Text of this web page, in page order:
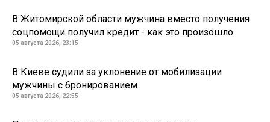
В Житомирской области мужчина вместо получения
соцпомощи получил кредит - как это произошло
05 августа 2026, 23:15
В Киеве судили за уклонение от мобилизации
мужчины с бронированием
05 августа 2026, 22:55